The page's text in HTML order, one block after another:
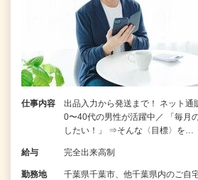
仕事内容
出品入力から発送まで！ ネット
0〜40代の男性が活躍中／ 「毎月
したい！」 ⇒そんな〈目標〉を…
給与 完全出来高制
勤務地 千葉県千葉市、他千葉県内のご